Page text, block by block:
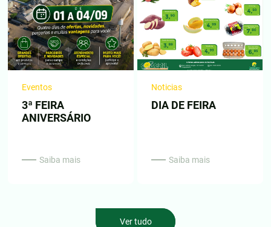
Eventos
3ª FEIRA
ANIVERSÁRIO
Saiba mais
Noticias
DIA DE FEIRA
Saiba mais
Ver tudo